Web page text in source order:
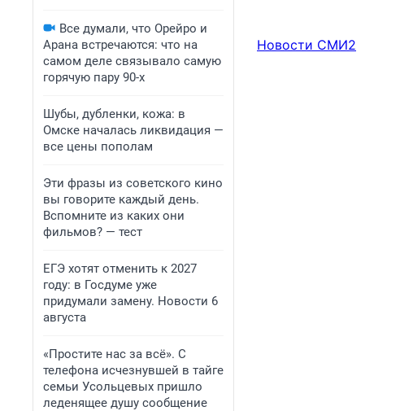
Все думали, что Орейро и
Арана встречаются: что на
самом деле связывало самую
горячую пару 90-х
Шубы, дубленки, кожа: в
Омске началась ликвидация —
все цены пополам
Эти фразы из советского кино
вы говорите каждый день.
Вспомните из каких они
фильмов? — тест
ЕГЭ хотят отменить к 2027
году: в Госдуме уже
придумали замену. Новости 6
августа
«Простите нас за всё». С
телефона исчезнувшей в тайге
семьи Усольцевых пришло
леденящее душу сообщение
Новости СМИ2